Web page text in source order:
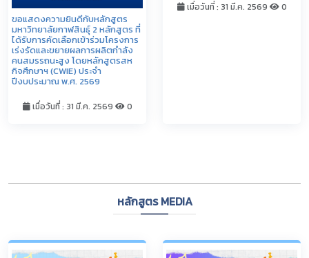
ขอแสดงความยินดีกับหลักสูตร
มหาวิทยาลัยกาฬสินธุ์ 2 หลักสูตร ที่
ได้รับการคัดเลือกเข้าร่วมโครงการ
เร่งรัดและขยายผลการผลิตกำลัง
คนสมรรถนะสูง โดยหลักสูตรสห
กิจศึกษาฯ (CWIE) ประจำ
ปีงบประมาณ พ.ศ. 2569
เมื่อวันที่ : 31 มี.ค. 2569 0
เมื่อวันที่ : 31 มี.ค. 2569 0
หลักสูตร MEDIA